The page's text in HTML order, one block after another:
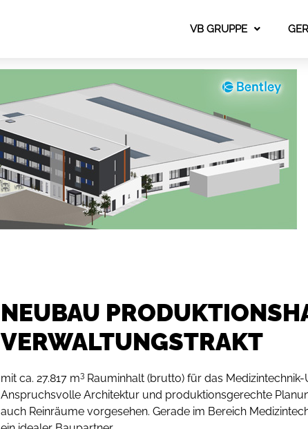
VB GRUPPE
NEUBAU
VERWALTUNGSTRAKT
mit ca. 27.817 m3 Rauminhalt (brutto) für das
Anspruchsvolle Architektur und produktionsgerechte
auch Reinräume vorgesehen. Gerade im Bereich